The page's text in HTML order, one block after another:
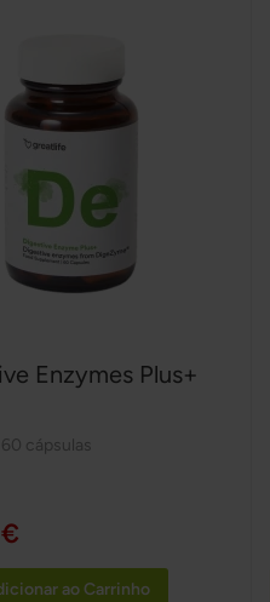
Enzymes Plus+
60 cápsulas
ao Carrinho